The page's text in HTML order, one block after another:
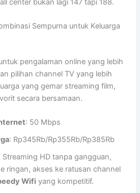
center bukan lagi 147 tapi 188.
Sempurna untuk Keluarga
pengalaman online yang lebih
pilihan channel TV yang lebih
yang gemar streaming film,
secara bersamaan.
: 50 Mbps
: Rp345Rb/Rp355Rb/Rp385Rb
Streaming HD tanpa gangguan,
ringan, akses ke ratusan channel
Wifi yang kompetitif.